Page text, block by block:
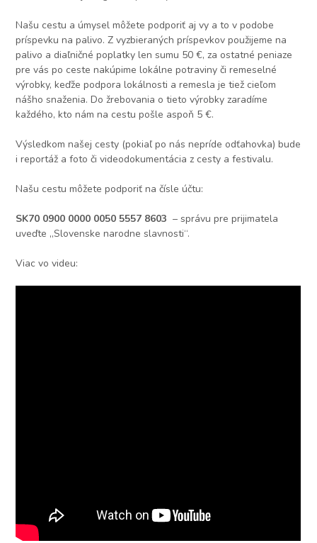
Našu cestu a úmysel môžete podporiť aj vy a to v podobe
príspevku na palivo. Z vyzbieraných príspevkov použijeme na
palivo a diaľničné poplatky len sumu 50 €, za ostatné peniaze
pre vás po ceste nakúpime lokálne potraviny či remeselné
výrobky, keďže podpora lokálnosti a remesla je tiež cieľom
nášho snaženia. Do žrebovania o tieto výrobky zaradíme
každého, kto nám na cestu pošle aspoň 5 €.
Výsledkom našej cesty (pokiaľ po nás nepríde odťahovka) bude
i reportáž a foto či videodokumentácia z cesty a festivalu.
Našu cestu môžete podporiť na čísle účtu:
SK70 0900 0000 0050 5557 8603 – správu pre prijimatela
uveďte „Slovenske narodne slavnosti“.
Viac vo videu: